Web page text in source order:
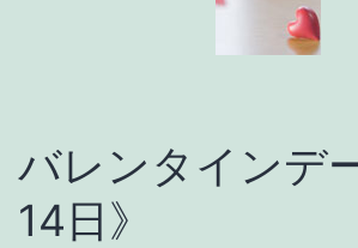
バレンタインデ
14日》